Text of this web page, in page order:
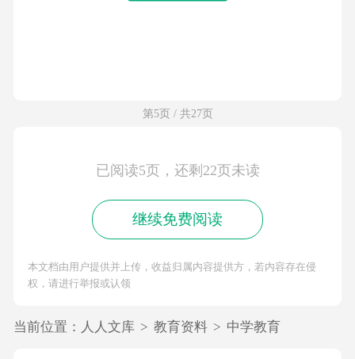
第5页 / 共27页
已阅读5页，还剩22页未读
继续免费阅读
本文档由用户提供并上传，收益归属内容提供方，若内容存在侵
权，请进行举报或认领
当前位置： 人人文库 > 教育资料 > 中学教育